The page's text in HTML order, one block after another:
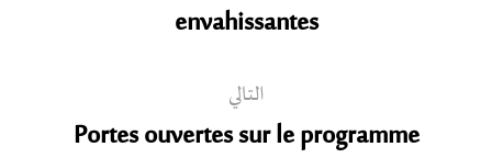
envahissantes
التالي
Portes ouvertes sur le programme